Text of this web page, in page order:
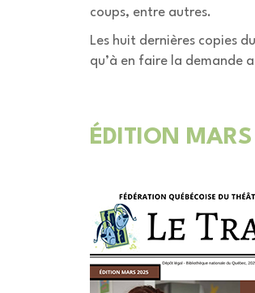
coups, entre autres.
Les huit dernières copies
qu’à en faire la demande
ÉDITION